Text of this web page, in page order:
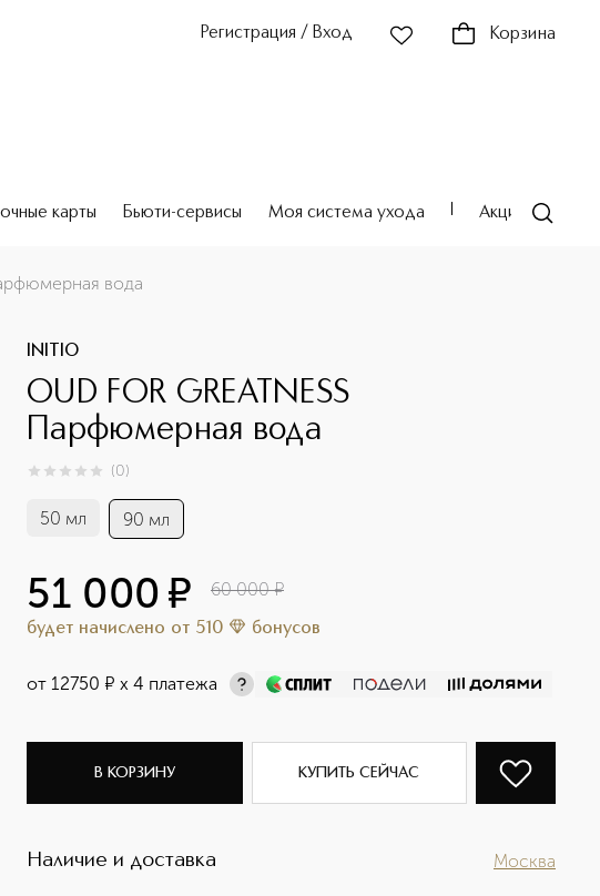
Регистрация / Вход Корзина
карты Бьюти-сервисы Моя система ухода Акции
вода
INITIO
OUD FOR GREATNESS
Парфюмерная вода
0из 0 (0)
50 мл 90 мл
51 000 ¤ 60 000 ¤
будет начислено от 510 бонусов
от 12750 ¤ х 4 платежа
В КОРЗИНУ КУПИТЬ СЕЙЧАС
Наличие и доставка Москва